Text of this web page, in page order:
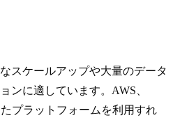
スケールアップや大量のデータ
ンに適しています。AWS、
たプラットフォームを利用すれ